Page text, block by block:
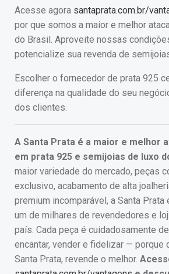
Acesse agora santaprata.com.br/
por que somos a maior e melhor
do Brasil. Aproveite nossas
potencialize sua revenda de
Escolher o fornecedor de prata 925
diferença na qualidade do seu
dos clientes.
A Santa Prata é a maior e melhor
em prata 925 e semijoias de luxo
maior variedade do mercado, peças
exclusivo, acabamento de alta
premium incomparável, a Santa Prata
um de milhares de revendedores e
país. Cada peça é cuidadosamente
encantar, vender e fidelizar — porque
Santa Prata, revende o melhor.